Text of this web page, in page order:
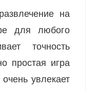
на
для любого
точность
простая игра
увлекает